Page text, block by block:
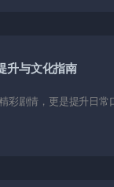
升与文化指南
彩剧情，更是提升日常